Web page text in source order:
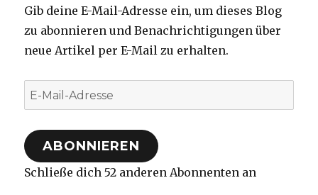
Gib deine E-Mail-Adresse ein, um dieses Blog
zu abonnieren und Benachrichtigungen über
neue Artikel per E-Mail zu erhalten.
E-
Mail-
Adresse
ABONNIEREN
Schließe dich 52 anderen Abonnenten an